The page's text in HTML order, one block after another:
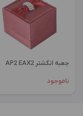
جعبه انگشتر AP2 EAX2
ناموجود